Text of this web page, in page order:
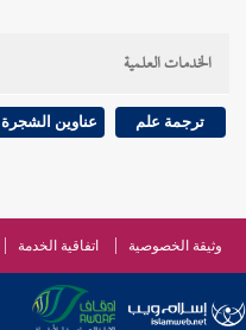
الخدمات العلمية
ترجمة علم عناوين الشجرة
وثيقة الخصوصية اتفاقية الخدمة